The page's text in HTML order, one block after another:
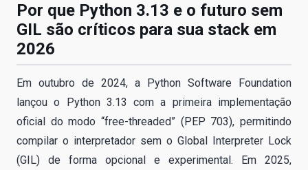
Por que Python 3.13 e o futuro sem
GIL são críticos para sua stack em
2026
Em outubro de 2024, a Python Software Foundation
lançou o Python 3.13 com a primeira implementação
oficial do modo “free-threaded” (PEP 703), permitindo
compilar o interpretador sem o Global Interpreter Lock
(GIL) de forma opcional e experimental. Em 2025,